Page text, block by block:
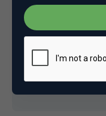
bouwvakkers
Wedden dat
timmer- of
20 oktober